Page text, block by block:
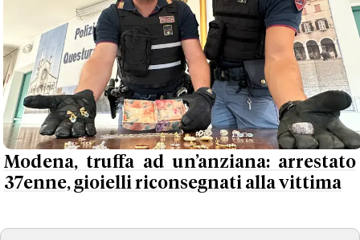
Modena, truffa ad un’anziana: arrestato
37enne, gioielli riconsegnati alla vittima